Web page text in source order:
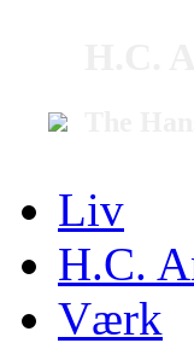
Liv
H.C.
Værk